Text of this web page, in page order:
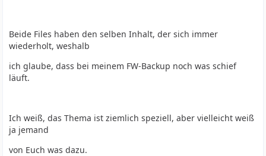
Beide Files haben den selben Inhalt, der sich immer
wiederholt, weshalb
ich glaube, dass bei meinem FW-Backup noch was schief
läuft.
Ich weiß, das Thema ist ziemlich speziell, aber vielleicht weiß
ja jemand
von Euch was dazu.